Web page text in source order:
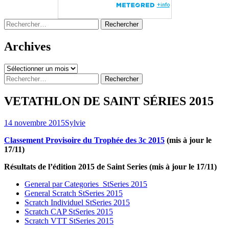
Rechercher :
Archives
Archives
Rechercher :
VETATHLON DE SAINT SÉRIES 2015
14 novembre 2015Sylvie
Classement Provisoire du Trophée des 3c 2015 (mis à jour le
17/11)
Résultats de l’édition 2015 de Saint Series (mis à jour le 17/11)
General par Categories StSeries 2015
General Scratch StSeries 2015
Scratch Individuel StSeries 2015
Scratch CAP StSeries 2015
Scratch VTT StSeries 2015